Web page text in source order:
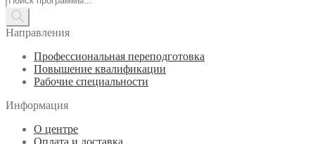
товаров
Направления
Профессиональная переподготовка
Повышение квалификации
Рабочие специальности
Информация
О центре